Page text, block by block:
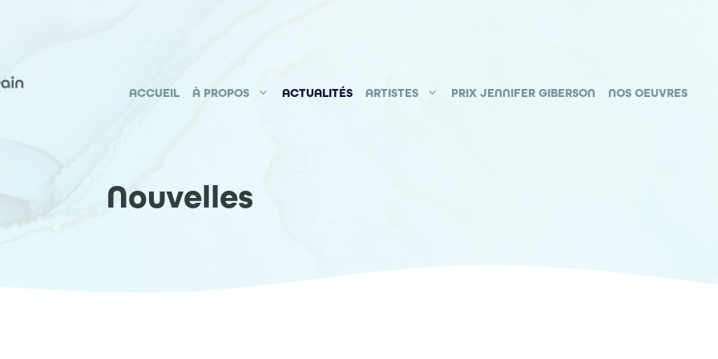
ACCUEIL À PROPOS ACTUALITÉS ARTISTES PRIX JENNIFER GIBERSON NOS OEUVRES
Nouvelles